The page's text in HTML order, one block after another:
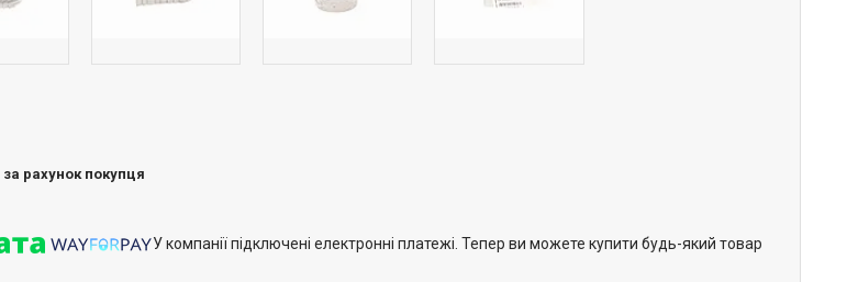
за рахунок покупця
У компанії підключені електронні платежі. Тепер ви можете купити будь-який товар